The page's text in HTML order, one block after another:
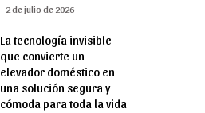
2 de julio de 2026
La tecnología invisible
que convierte un
elevador doméstico en
una solución segura y
cómoda para toda la vida